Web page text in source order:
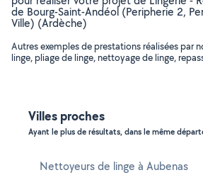
de Bourg-Saint-Andéol (Peripherie 2,
Ville) (Ardèche)
Autres exemples de prestations réalisées par
linge, pliage de linge, nettoyage de linge,
Villes proches
Ayant le plus de résultats, dans le même
Nettoyeurs de linge à Aubenas